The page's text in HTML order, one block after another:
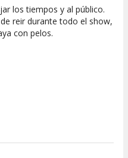
10
los tiempos y al público.
reir durante todo el show,
con pelos.